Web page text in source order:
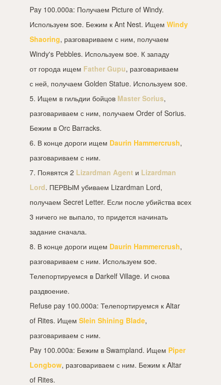
Pay 100.000a: Получаем Picture of Windy.
Используем soe. Бежим к Ant Nest. Ищем Windy
Shaoring, разговариваем с ним, получаем
Windy's Pebbles. Используем soe. К западу
от города ищем Father Gupu, разговариваем
с ней, получаем Golden Statue. Используем soe.
5. Ищем в гильдии бойцов Master Sorius,
разговариваем с ним, получаем Order of Sorius.
Бежим в Orc Barracks.
6. В конце дороги ищем Daurin Hammercrush,
разговариваем с ним.
7. Появятся 2 Lizardman Agent и Lizardman
Lord. ПЕРВЫМ убиваем Lizardman Lord,
получаем Secret Letter. Если после убийства всех
3 ничего не выпало, то придется начинать
задание сначала.
8. В конце дороги ищем Daurin Hammercrush,
разговариваем с ним. Используем soe.
Телепортируемся в Darkelf Village. И снова
раздвоение.
Refuse pay 100.000a: Телепортируемся к Altar
of Rites. Ищем Slein Shining Blade,
разговариваем с ним.
Pay 100.000a: Бежим в Swampland. Ищем Piper
Longbow, разговариваем с ним. Бежим к Altar
of Rites.